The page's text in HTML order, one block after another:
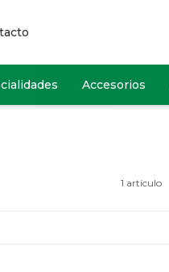
Accesorios
1 artículo